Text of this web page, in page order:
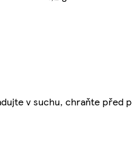
v suchu, chraňte před